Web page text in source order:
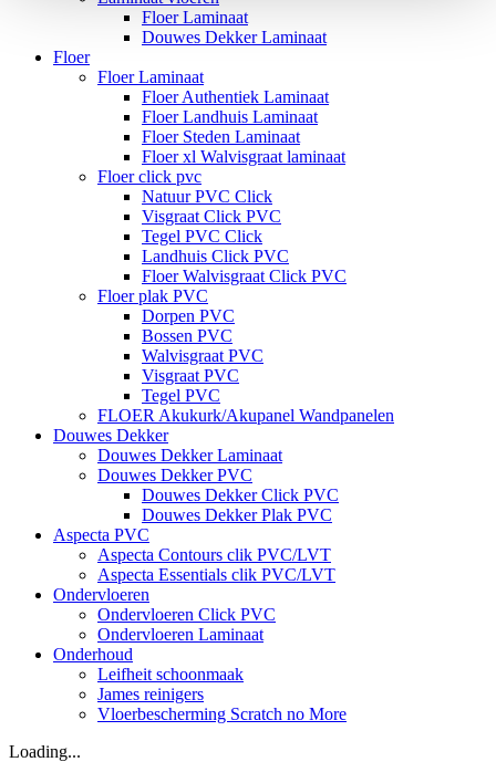
Floer Laminaat
Douwes Dekker Laminaat
Floer
Floer Laminaat
Floer Authentiek Laminaat
Floer Landhuis Laminaat
Floer Steden Laminaat
Floer xl Walvisgraat laminaat
Floer click pvc
Natuur PVC Click
Visgraat Click PVC
Tegel PVC Click
Landhuis Click PVC
Floer Walvisgraat Click PVC
Floer plak PVC
Dorpen PVC
Bossen PVC
Walvisgraat PVC
Visgraat PVC
Tegel PVC
FLOER Akukurk/Akupanel Wandpanelen
Douwes Dekker
Douwes Dekker Laminaat
Douwes Dekker PVC
Douwes Dekker Click PVC
Douwes Dekker Plak PVC
Aspecta PVC
Aspecta Contours clik PVC/LVT
Aspecta Essentials clik PVC/LVT
Ondervloeren
Ondervloeren Click PVC
Ondervloeren Laminaat
Onderhoud
Leifheit schoonmaak
James reinigers
Vloerbescherming Scratch no More
Loading...